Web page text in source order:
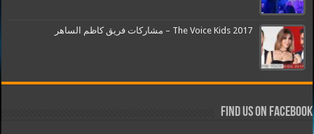
The Voice Kids 2017 – مشاركات فريق كاظم الساهر
Find us on Facebook